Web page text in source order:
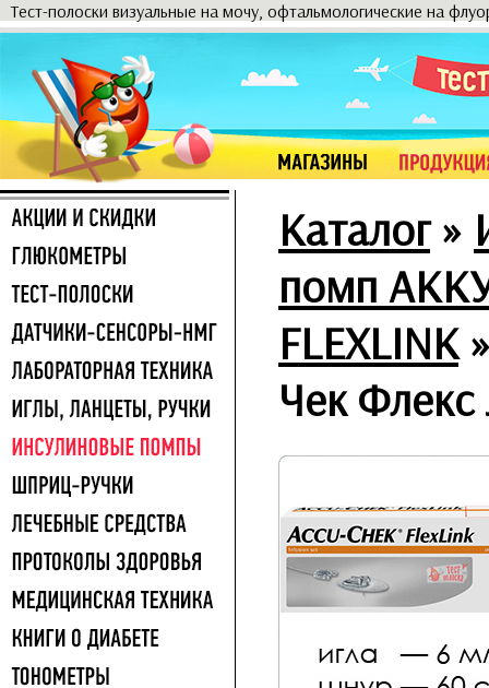
Тест-полоски визуальные на мочу, офтальмологические на
Каталог»
помп
FLEXLINK
Чек